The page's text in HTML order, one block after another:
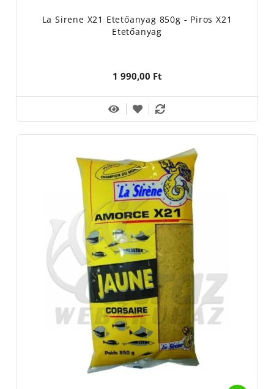
La Sirene X21 Etetőanyag 850g - Piros X21
Etetőanyag
1 990,00 Ft